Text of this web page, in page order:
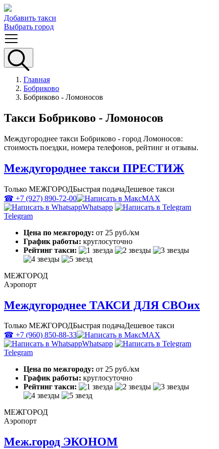
Добавить такси
Выбрать город
Главная
Бобриково
Бобриково - Ломоносов
Такси Бобриково - Ломоносов
Междугороднее такси Бобриково - город Ломоносов:
стоимость поездки, номера телефонов, рейтинг и отзывы.
Междугороднее такси ПРЕСТИЖ
Только МЕЖГОРОДБыстрая подачаДешевое такси
☎ +7 (927) 890-72-00
MAX
Whatsapp
Telegram
Цена по межгороду: от 25 руб./км
График работы: круглосуточно
Рейтинг такси:
МЕЖГОРОД
Аэропорт
Междугороднее ТАКСИ ДЛЯ СВОих
Только МЕЖГОРОДБыстрая подачаДешевое такси
☎ +7 (960) 850-88-33
MAX
Whatsapp
Telegram
Цена по межгороду: от 25 руб./км
График работы: круглосуточно
Рейтинг такси:
МЕЖГОРОД
Аэропорт
Меж.город ЭКОНОМ